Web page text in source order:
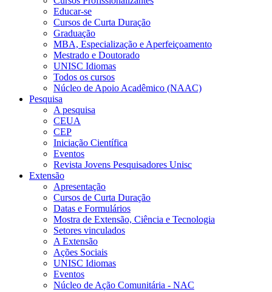
Educar-se
Cursos de Curta Duração
Graduação
MBA, Especialização e Aperfeiçoamento
Mestrado e Doutorado
UNISC Idiomas
Todos os cursos
Núcleo de Apoio Acadêmico (NAAC)
Pesquisa
A pesquisa
CEUA
CEP
Iniciação Científica
Eventos
Revista Jovens Pesquisadores Unisc
Extensão
Apresentação
Cursos de Curta Duração
Datas e Formulários
Mostra de Extensão, Ciência e Tecnologia
Setores vinculados
A Extensão
Ações Sociais
UNISC Idiomas
Eventos
Núcleo de Ação Comunitária - NAC